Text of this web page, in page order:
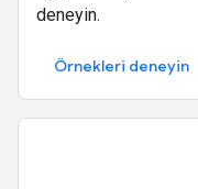
deneyin.
Örnekleri deneyin